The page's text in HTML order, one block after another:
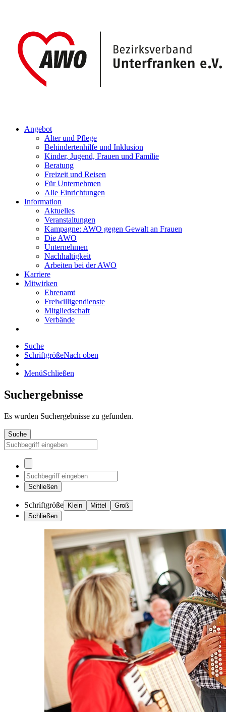
Angebot
Alter und Pflege
Behindertenhilfe und Inklusion
Kinder, Jugend, Frauen und Familie
Beratung
Freizeit und Reisen
Für Unternehmen
Alle Einrichtungen
Information
Aktuelles
Veranstaltungen
Kampagne: AWO gegen Gewalt an Frauen
Die AWO
Unternehmen
Nachhaltigkeit
Arbeiten bei der AWO
Karriere
Mitwirken
Ehrenamt
Freiwilligendienste
Mitgliedschaft
Verbände
Suche
SchriftgrößeNach oben
MenüSchließen
Suchergebnisse
Es wurden Suchergebnisse zu gefunden.
Suche
Schließen
Schriftgröße Klein Mittel
Groß
Schließen